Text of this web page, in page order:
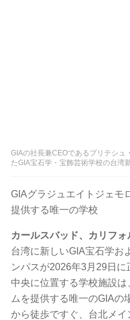
GIAの社長兼CEOであるプリテシ
たGIA宝石学・宝飾芸術学校の台湾
GIAグラジュエイトジェモ
提供する唯一の学校
カールスバッド、カリフ
台湾に新しいGIA宝石学お
ンパスが2026年3月29日
中央に位置する学校施設
ムを提供する唯一のGIAの
から徒歩ですぐ、台北メ